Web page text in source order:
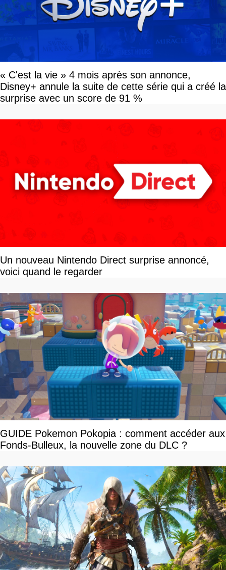
« C'est la vie » 4 mois après son annonce,
Disney+ annule la suite de cette série qui a créé la
surprise avec un score de 91 %
Un nouveau Nintendo Direct surprise annoncé,
voici quand le regarder
GUIDE Pokemon Pokopia : comment accéder aux
Fonds-Bulleux, la nouvelle zone du DLC ?